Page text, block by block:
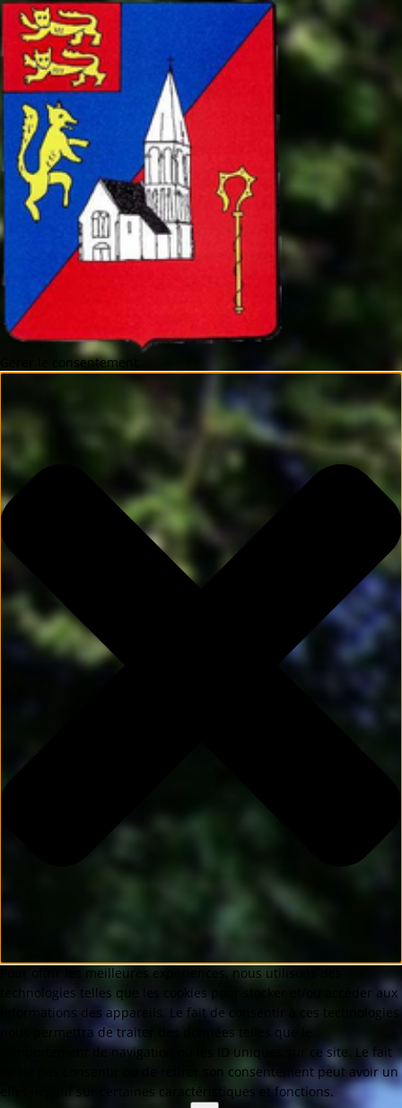
Gérer le consentement
Pour offrir les meilleures expériences, nous utilisons des
technologies telles que les cookies pour stocker et/ou accéder aux
informations des appareils. Le fait de consentir à ces technologies
nous permettra de traiter des données telles que le
comportement de navigation ou les ID uniques sur ce site. Le fait
de ne pas consentir ou de retirer son consentement peut avoir un
effet négatif sur certaines caractéristiques et fonctions.